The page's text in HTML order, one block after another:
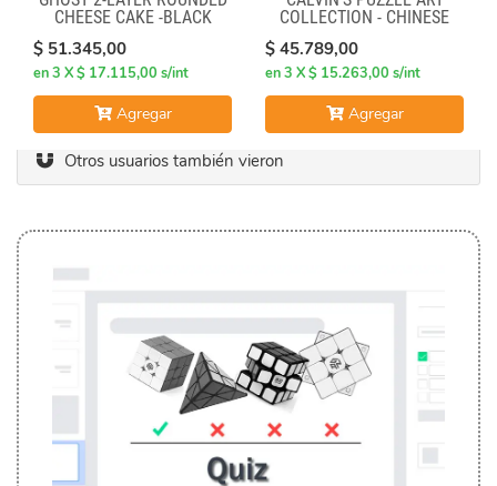
CHEESE CAKE -BLACK
BODY WITH SILVER LABEL
$ 51.345,00
en 3 X $ 17.115,00 s/int
Agregar
COLLECTION - CHINESE
(BLACK & WHITE MASKS)
$ 45.789,00
en 3 X $ 15.263,00 s/int
Agregar
Otros usuarios también vieron